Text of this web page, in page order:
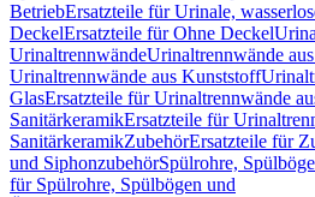
BetriebErsatzteile für Urinale,
DeckelErsatzteile für Ohne Deckel
UrinaltrennwändeUrinaltrennwände
Urinaltrennwände aus Kunststoff
GlasErsatzteile für Urinaltrennwände
SanitärkeramikErsatzteile für
SanitärkeramikZubehörErsatzteile für
und SiphonzubehörSpülrohre,
für Spülrohre, Spülbögen und